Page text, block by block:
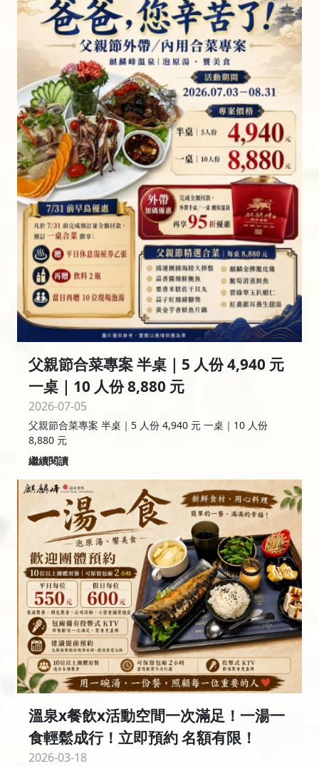
父親節合菜專案 半桌｜5 人份 4,940 元
一桌｜10 人份 8,880 元
2026-07-05
父親節合菜專案 半桌｜5 人份 4,940 元 一桌｜10 人份
8,880 元
繼續閱讀
溫泉x餐飲x活動空間一次滿足！一湯一
食輕鬆成行！立即預約 名額有限！
2026-03-18